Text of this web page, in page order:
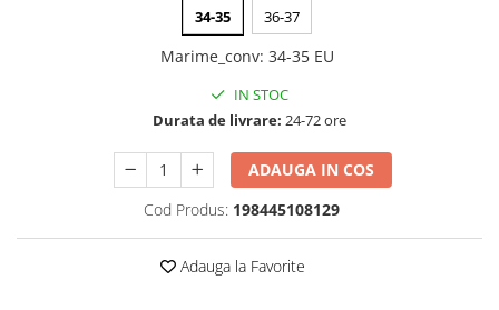
34-35 36-37
Marime_conv: 34-35 EU
IN STOC
Durata de livrare: 24-72 ore
ADAUGA IN COS
Cod Produs: 198445108129
Adauga la Favorite